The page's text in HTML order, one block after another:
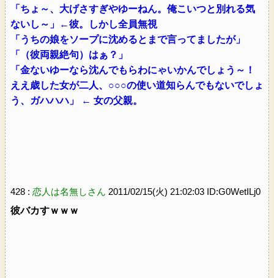
「ちょ～、大げさすぎやゆーねん。俺こいつと別れる気
ないし～」←彼。しかし全員無視
「うちの娘をソープに沈めるとまで言ってましたが」
「（彼両親絶句）はぁ？」
「金ないゆーなら沈んでもらわにゃいかんでしょう～！
ええ歳した女が二人、○○○の使い道知らんでもないでしょ
う、ガハハハ」 ← 女の父親。
428 : 恋人は名無しさん 2011/02/15(火) 21:02:03 ID:G0WetILj0
彼バカすｗｗｗ